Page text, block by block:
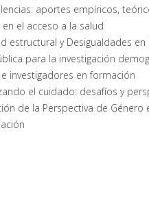
aportes empíricos,
en el acceso a la salud
estructural y Desigualdades
para la investigación
e investigadores en formación
el cuidado: desafíos y
de la Perspectiva de Género